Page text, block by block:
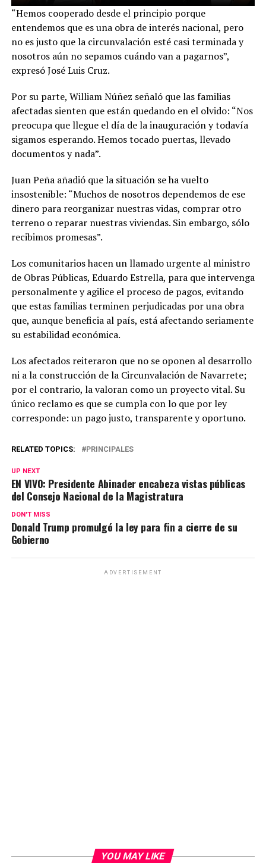
“Hemos cooperado desde el principio porque
entendemos que es una obra de interés nacional, pero
no es justo que la circunvalación esté casi terminada y
nosotros aún no sepamos cuándo van a pagarnos”,
expresó José Luis Cruz.
Por su parte, William Núñez señaló que las familias
afectadas sienten que están quedando en el olvido: “Nos
preocupa que llegue el día de la inauguración y todavía
sigamos esperando. Hemos tocado puertas, llevado
documentos y nada”.
Juan Peña añadió que la situación se ha vuelto
insostenible: “Muchos de nosotros dependemos de ese
dinero para reorganizar nuestras vidas, comprar otro
terreno o reparar nuestras viviendas. Sin embargo, sólo
recibimos promesas”.
Los comunitarios hacen un llamado urgente al ministro
de Obras Públicas, Eduardo Estrella, para que intervenga
personalmente y agilice el proceso de pagos, evitando
que estas familias terminen perjudicadas por una obra
que, aunque beneficia al país, está afectando seriamente
su estabilidad económica.
Los afectados reiteraron que no se oponen al desarrollo
ni a la construcción de la Circunvalación de Navarrete;
por el contrario, la valoran como un proyecto vital. Su
único reclamo es que se cumpla con lo que por ley
corresponde: un pago justo, transparente y oportuno.
RELATED TOPICS: PRINCIPALES
UP NEXT
EN VIVO: Presidente Abinader encabeza vistas públicas
del Consejo Nacional de la Magistratura
DON'T MISS
Donald Trump promulgó la ley para fin a cierre de su
Gobierno
ADVERTISEMENT
YOU MAY LIKE